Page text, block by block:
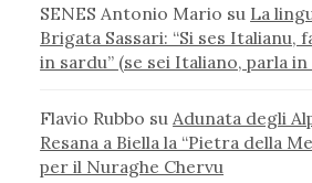
SENES Antonio Mario su La
Brigata Sassari: “Si ses Italianu,
in sardu” (se sei Italiano, parla
Flavio Rubbo su Adunata degli
Resana a Biella la “Pietra della
per il Nuraghe Chervu